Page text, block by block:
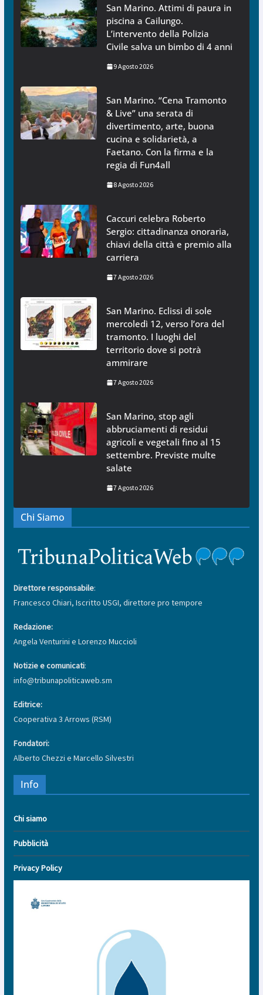
San Marino. Attimi di paura in
piscina a Cailungo.
L’intervento della Polizia
Civile salva un bimbo di 4 anni
9 Agosto 2026
San Marino. “Cena Tramonto
& Live” una serata di
divertimento, arte, buona
cucina e solidarietà, a
Faetano. Con la firma e la
regia di Fun4all
8 Agosto 2026
Caccuri celebra Roberto
Sergio: cittadinanza onoraria,
chiavi della città e premio alla
carriera
7 Agosto 2026
San Marino. Eclissi di sole
mercoledì 12, verso l’ora del
tramonto. I luoghi del
territorio dove si potrà
ammirare
7 Agosto 2026
San Marino, stop agli
abbruciamenti di residui
agricoli e vegetali fino al 15
settembre. Previste multe
salate
7 Agosto 2026
Chi Siamo
Direttore responsabile:
Francesco Chiari, Iscritto USGI, direttore pro tempore
Redazione:
Angela Venturini e Lorenzo Muccioli
Notizie e comunicati:
info@tribunapoliticaweb.sm
Editrice:
Cooperativa 3 Arrows (RSM)
Fondatori:
Alberto Chezzi e Marcello Silvestri
Info
Chi siamo
Pubblicità
Privacy Policy